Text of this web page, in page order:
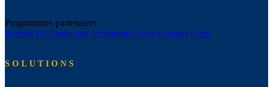
Programmes partenaires
Federia IPI Ordre des Architectes Tesla Owners Club
SOLUTIONS